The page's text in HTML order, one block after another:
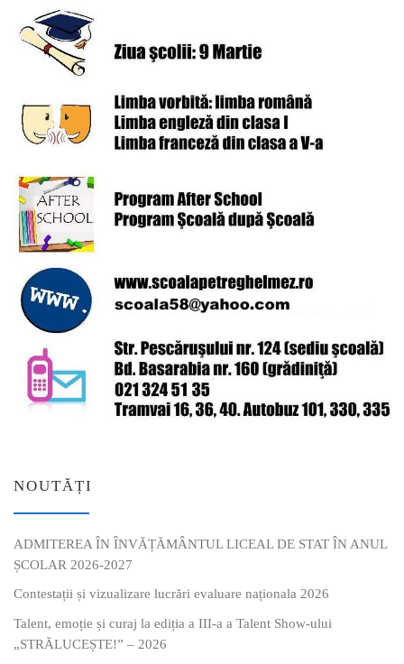
NOUTĂȚI
ADMITEREA ÎN ÎNVĂȚĂMÂNTUL LICEAL DE STAT ÎN ANUL
ȘCOLAR 2026-2027
Contestații și vizualizare lucrări evaluare naționala 2026
Talent, emoție și curaj la ediția a III-a a Talent Show-ului
„STRĂLUCEȘTE!” – 2026